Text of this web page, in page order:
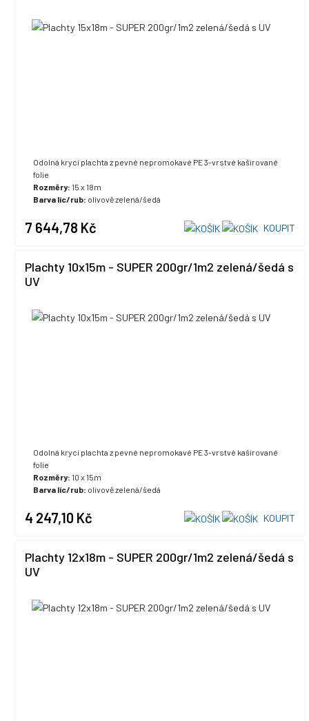
Odolná krycí plachta z pevné nepromokavé PE 3-vrstvé kašírované
folie
Rozměry: 15 x 18m
Barva líc/rub: olivově zelená/šedá
7 644,78 Kč KOUPIT
Plachty 10x15m - SUPER 200gr/1m2 zelená/šedá s
UV
Odolná krycí plachta z pevné nepromokavé PE 3-vrstvé kašírované
folie
Rozměry: 10 x 15m
Barva líc/rub: olivově zelená/šedá
4 247,10 Kč KOUPIT
Plachty 12x18m - SUPER 200gr/1m2 zelená/šedá s
UV